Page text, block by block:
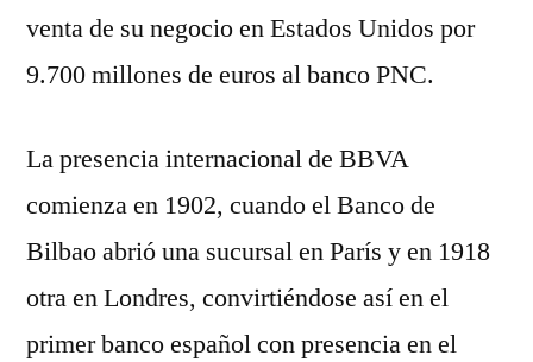
venta de su negocio en Estados Unidos por
9.700 millones de euros al banco PNC.
La presencia internacional de BBVA
comienza en 1902, cuando el Banco de
Bilbao abrió una sucursal en París y en 1918
otra en Londres, convirtiéndose así en el
primer banco español con presencia en el